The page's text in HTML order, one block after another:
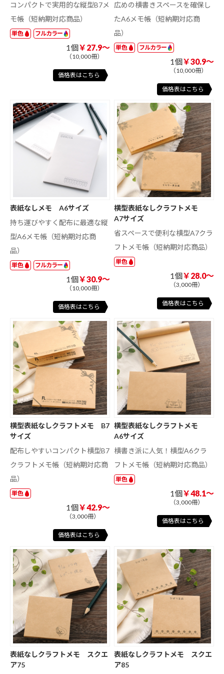
コンパクトで実用的な縦型B7メ
モ帳（短納期対応商品）
単色 フルカラー
1個￥27.9～
（10,000冊）
価格表はこちら
広めの横書きスペースを確保し
たA6メモ帳（短納期対応商
品）
単色 フルカラー
1個￥30.9～
（10,000冊）
価格表はこちら
表紙なしメモ A6サイズ
持ち運びやすく配布に最適な縦
型A6メモ帳（短納期対応商
品）
単色 フルカラー
1個￥30.9～
（10,000冊）
価格表はこちら
横型表紙なしクラフトメモ
A7サイズ
省スペースで便利な横型A7クラ
フトメモ帳（短納期対応商品）
単色
1個￥28.0～
（3,000冊）
価格表はこちら
横型表紙なしクラフトメモ B7
サイズ
配布しやすいコンパクト横型B7
クラフトメモ帳（短納期対応商
品）
単色
1個￥42.9～
（3,000冊）
価格表はこちら
横型表紙なしクラフトメモ
A6サイズ
横書き派に人気！横型A6クラ
フトメモ帳（短納期対応商品）
単色
1個￥48.1～
（3,000冊）
価格表はこちら
表紙なしクラフトメモ スクエ
ア75
表紙なしクラフトメモ スクエ
ア85